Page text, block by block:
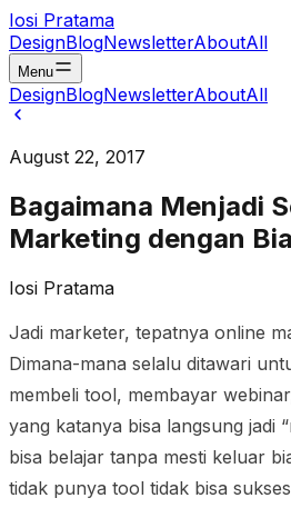
Iosi Pratama
DesignBlogNewsletterAboutAll
Menu
DesignBlogNewsletterAboutAll
August 22, 2017
Bagaimana Menjadi
Marketing dengan
Iosi Pratama
Jadi marketer, tepatnya online
Dimana-mana selalu ditawari
membeli tool, membayar
yang katanya bisa langsung jadi
bisa belajar tanpa mesti keluar
tidak punya tool tidak bisa